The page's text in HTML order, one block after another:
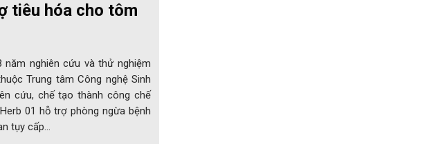
tiêu hóa cho tôm
năm nghiên cứu và thử nghiệm
Trung tâm Công nghệ Sinh
cứu, chế tạo thành công chế
01 hỗ trợ phòng ngừa bệnh
tụy cấp…